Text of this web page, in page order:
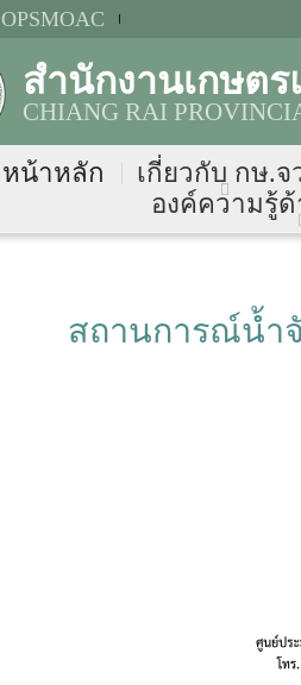
OPSMOAC
สำนักงานเกษต
CHIANG RAI
หน้าหลัก เกี่ยวกับ กษ.จ
องค์ความรู้
สถานการณ์น้ำ